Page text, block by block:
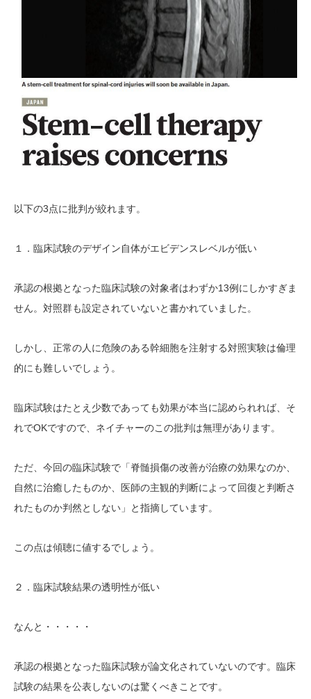
以下の3 点に批判が絞れます。
１． 臨床試験のデザイン自体がエビデンスレベルが低い
承認の根拠となった臨床試験の対象者はわずか13例にしかすぎま
せん 。対照群も設定されていないと書かれていました。
しかし、正常の人に危険のある幹細胞を注射する対照実験は倫理
的にも難しいでしょう。
臨床試験はたとえ少数であっても効果が本当に認められれば、そ
れでOKですので、ネイチャーのこの批判は無理があります。
ただ、今回の臨床試験で「 脊髄損傷の改善が治療の効果なのか、
自然に治癒したものか、医師の主観的判断によって回復と判断さ
れたものか判然としない 」と指摘しています 。
この点は傾聴に値するでしょう。
２． 臨床試験結果の透明性が低い
なんと・・・・・
承認の根拠となった臨床試験が論文化されていないのです 。臨床
試験の結果を公表しないのは驚くべきこと です 。